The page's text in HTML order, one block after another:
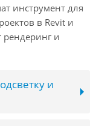
инструмент для
в Revit и
рендеринг и
и